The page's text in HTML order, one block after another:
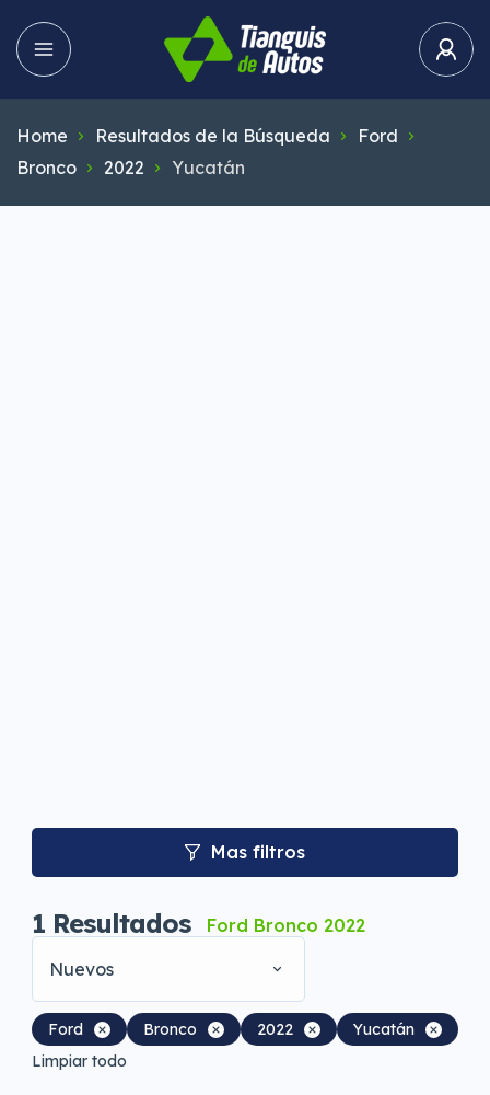
Home Resultados de la Búsqueda
Ford
Bronco
2022 Yucatán
Mas filtros
1 Resultados
Ford Bronco 2022
Nuevos
Ford Bronco 2022
Yucatán
Limpiar todo